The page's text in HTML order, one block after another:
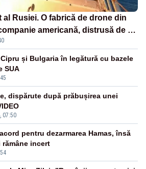
Rusiei. O fabrică de drone din
americană, distrusă de o
și Bulgaria în legătură cu bazele
SUA
07:50
dispărute după prăbușirea unei
pentru dezarmarea Hamas, însă
incert